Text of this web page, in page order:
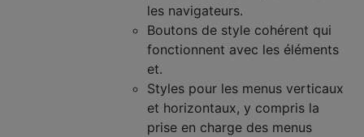
les navigateurs.
Boutons de style cohérent qui
fonctionnent avec les éléments
et.
Styles pour les menus verticaux
et horizontaux, y compris la
prise en charge des menus